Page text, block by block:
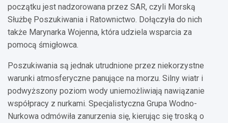
początku jest nadzorowana przez SAR, czyli Morską
Służbę Poszukiwania i Ratownictwo. Dołączyła do nich
także Marynarka Wojenna, która udziela wsparcia za
pomocą śmigłowca.
Poszukiwania są jednak utrudnione przez niekorzystne
warunki atmosferyczne panujące na morzu. Silny wiatr i
podwyższony poziom wody uniemożliwiają nawiązanie
współpracy z nurkami. Specjalistyczna Grupa Wodno-
Nurkowa odmówiła zanurzenia się, kierując się troską o